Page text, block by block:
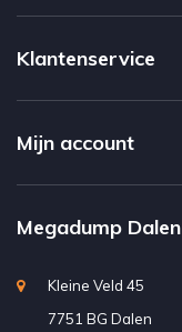
Klantenservice
Mijn account
Megadump Dalen
Kleine Veld 45
7751 BG Dalen